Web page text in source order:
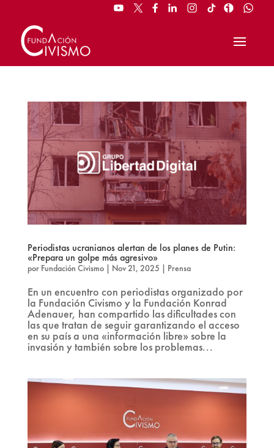
Periodistas ucranianos alertan de los planes de Putin:
«Prepara un golpe más agresivo»
por Fundación Civismo| Nov 21, 2025 Prensa
En un encuentro con periodistas organizado por
la Fundación Civismo y la Fundación Konrad
Adenauer, han compartido las dificultades con
las que tratan de seguir garantizando el acceso
en su país a una «información libre» sobre la
invasión y también sobre los problemas...